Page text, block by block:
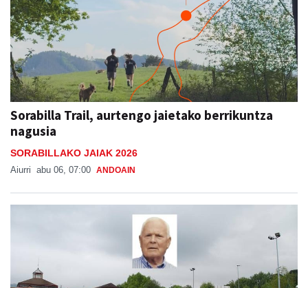
Sorabilla Trail, aurtengo jaietako berrikuntza
nagusia
SORABILLAKO JAIAK 2026
Aiurri abu 06, 07:00 ANDOAIN